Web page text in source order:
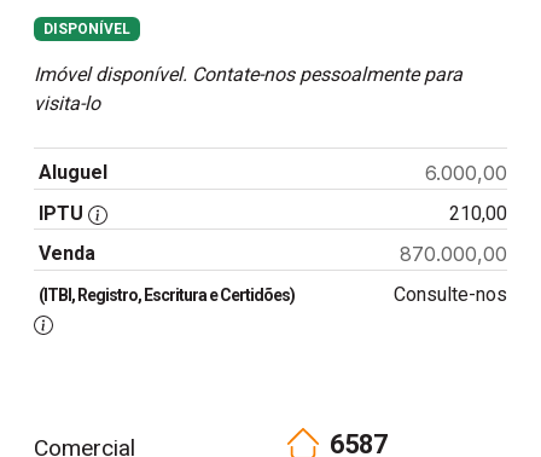
DISPONÍVEL
Imóvel disponível. Contate-nos pessoalmente para
visita-lo
Aluguel 6.000,00
IPTU
210,00
Venda
870.000,00
(ITBI, Registro, Escritura e Certidões) Consulte-nos
Comercial 6587